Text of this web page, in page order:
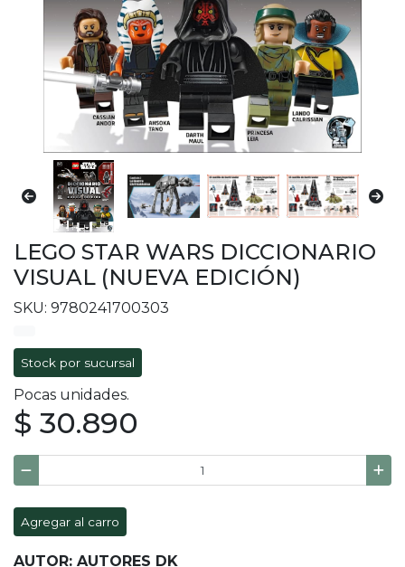
LEGO STAR WARS DICCIONARIO
VISUAL (NUEVA EDICIÓN)
SKU: 9780241700303
Stock por sucursal
Pocas unidades.
$ 30.890
Agregar al carro
AUTOR: AUTORES DK